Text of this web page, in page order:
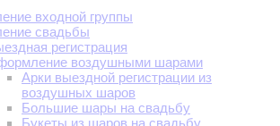
входной группы
свадьбы
регистрация
воздушными шарами
Арки выездной регистрации из
воздушных шаров
Большие шары на свадьбу
Букеты из шаров на свадьбу